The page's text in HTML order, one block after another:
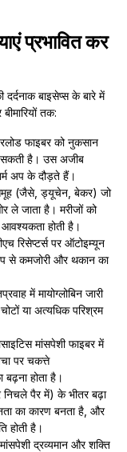
प्रभावित कर
बाइसेप्स के बारे में
तक:
फाइबर को नुकसान
है। उस अजीब
अप के दौड़ते हैं।
(जैसे, ड्यूचेन, बेकर) जो
ले जाता है। मरीजों को
होती है।
रिसेप्टर्स पर ऑटोइम्यून
से कमजोरी और थकान का
में मायोग्लोबिन जारी
या अत्यधिक परिश्रम
मांसपेशी फाइबर में
पर चकत्ते
बढ़ना होता है।
निचले पैर में) के भीतर बढ़ा
का कारण बनता है, और
होती है।
द्रव्यमान और शक्ति